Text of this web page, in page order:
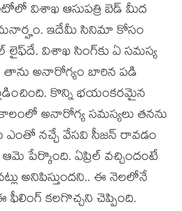
విశాఖ ఆసుపత్రి బెడ్ మీద
ఇదేమీ సినిమా కోసం
లైఫ్‌దే. విశాఖ సింగ్‌కు ఏ సమస్య
తాను అనారోగ్యం బారిన పడి
కొన్ని భయంకరమైన
అనారోగ్య సమస్యలు తనను
ఎంతో నచ్చే వేసవి సీజన్ రావడం
పేర్కొంది. ఏప్రిల్ వచ్చిందంటే
అనిపిస్తుందని.. ఈ నెలలోనే
ఫీలింగ్ కలగొచ్చని చెప్పింది.